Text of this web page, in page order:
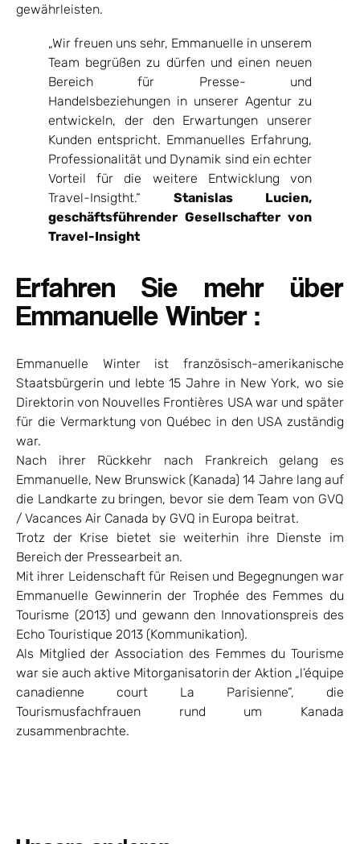
gewährleisten.
„Wir freuen uns sehr, Emmanuelle in unserem
Team begrüßen zu dürfen und einen neuen
Bereich für Presse- und
Handelsbeziehungen in unserer Agentur zu
entwickeln, der den Erwartungen unserer
Kunden entspricht. Emmanuelles Erfahrung,
Professionalität und Dynamik sind ein echter
Vorteil für die weitere Entwicklung von
Travel-Insigtht.“ Stanislas Lucien,
geschäftsführender Gesellschafter von
Travel-Insight
Erfahren Sie mehr über
Emmanuelle Winter :
Emmanuelle Winter ist französisch-amerikanische
Staatsbürgerin und lebte 15 Jahre in New York, wo sie
Direktorin von Nouvelles Frontières USA war und später
für die Vermarktung von Québec in den USA zuständig
war.
Nach ihrer Rückkehr nach Frankreich gelang es
Emmanuelle, New Brunswick (Kanada) 14 Jahre lang auf
die Landkarte zu bringen, bevor sie dem Team von GVQ
/ Vacances Air Canada by GVQ in Europa beitrat.
Trotz der Krise bietet sie weiterhin ihre Dienste im
Bereich der Pressearbeit an.
Mit ihrer Leidenschaft für Reisen und Begegnungen war
Emmanuelle Gewinnerin der Trophée des Femmes du
Tourisme (2013) und gewann den Innovationspreis des
Echo Touristique 2013 (Kommunikation).
Als Mitglied der Association des Femmes du Tourisme
war sie auch aktive Mitorganisatorin der Aktion „l’équipe
canadienne court La Parisienne“, die
Tourismusfachfrauen rund um Kanada
zusammenbrachte.